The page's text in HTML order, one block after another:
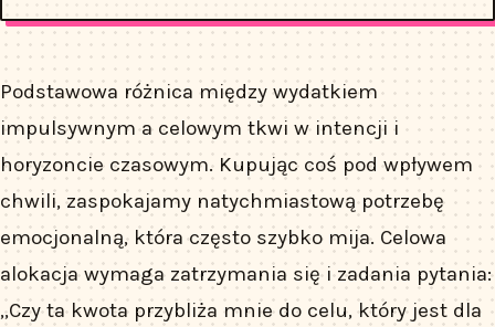
Podstawowa różnica między wydatkiem
impulsywnym a celowym tkwi w intencji i
horyzoncie czasowym. Kupując coś pod wpływem
chwili, zaspokajamy natychmiastową potrzebę
emocjonalną, która często szybko mija. Celowa
alokacja wymaga zatrzymania się i zadania pytania:
„Czy ta kwota przybliża mnie do celu, który jest dla